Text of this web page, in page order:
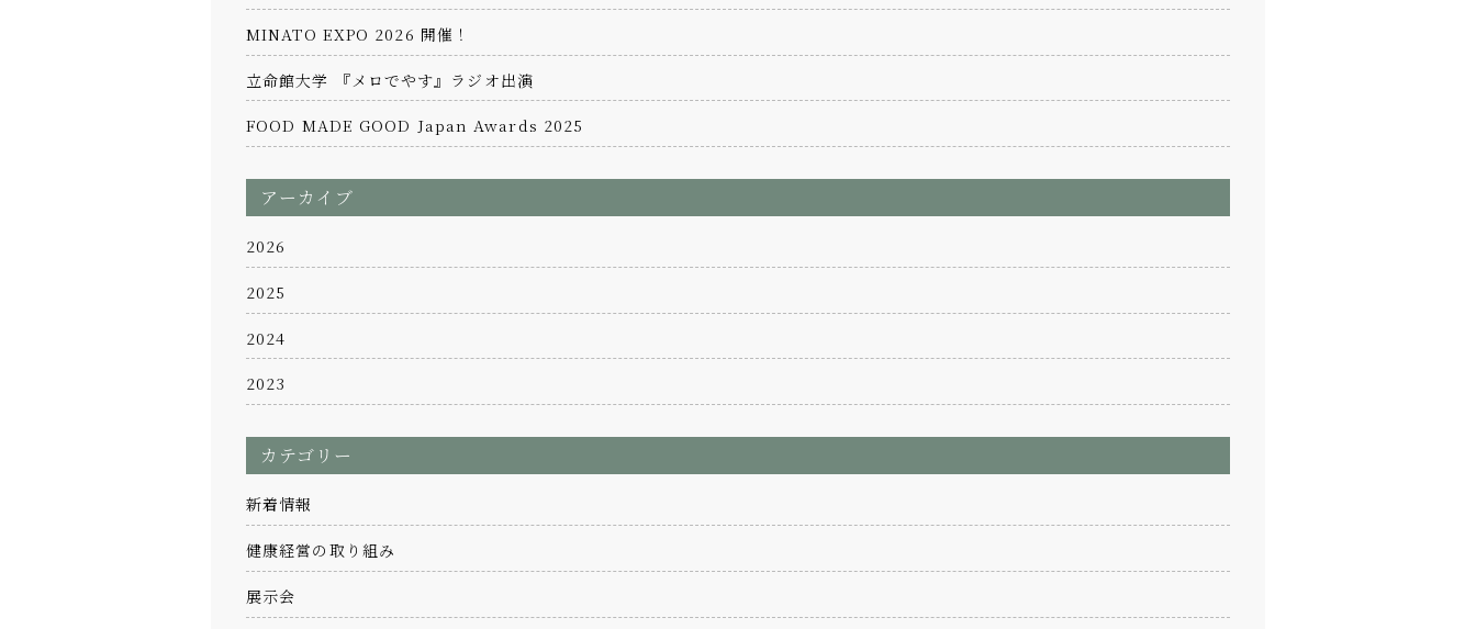
MINATO EXPO 2026 開催！
立命館大学 『メロでやす』ラジオ出演
FOOD MADE GOOD Japan Awards 2025
アーカイブ
2026
2025
2024
2023
カテゴリー
新着情報
健康経営の取り組み
展示会